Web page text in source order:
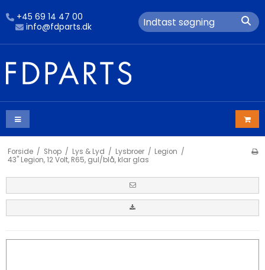
+45 69 14 47 00
info@fdparts.dk
Forside / Shop / Lys & Lyd / Lysbroer / Legion /
43" Legion, 12 Volt, R65, gul/blå, klar glas